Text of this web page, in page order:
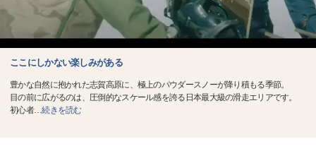
ここにしかない楽しみがある
豊かな自然に抱かれた志賀高原に、極上のパウダースノーが降り積もる季節。
目の前に広がるのは、圧倒的なスケール感を誇る日本最大級の滑走エリアです。
初心者…続きを読む